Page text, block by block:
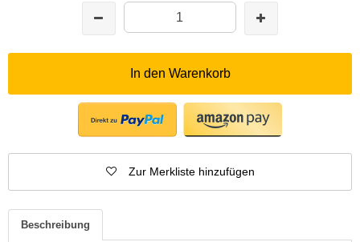
In den Warenkorb
Zur Merkliste hinzufügen
Beschreibung